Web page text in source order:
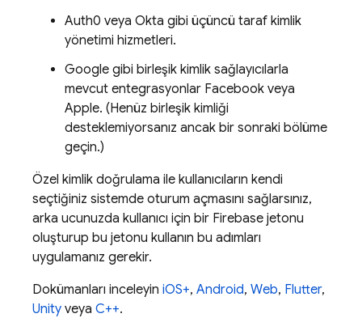
Auth0 veya Okta gibi üçüncü taraf kimlik
yönetimi hizmetleri.
Google gibi birleşik kimlik sağlayıcılarla
mevcut entegrasyonlar Facebook veya
Apple. (Henüz birleşik kimliği
desteklemiyorsanız ancak bir sonraki bölüme
geçin.)
Özel kimlik doğrulama ile kullanıcıların kendi
seçtiğiniz sistemde oturum açmasını sağlarsınız,
arka ucunuzda kullanıcı için bir Firebase jetonu
oluşturup bu jetonu kullanın bu adımları
uygulamanız gerekir.
Dokümanları inceleyin iOS+, Android, Web, Flutter,
Unity veya C++.